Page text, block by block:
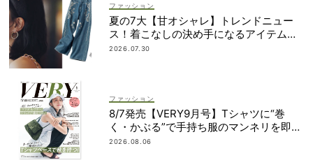
ファッション
夏の7大【甘オシャレ】トレンドニュー
ス！着こなしの決め手になるアイテムが
勢揃い
2026.07.30
ファッション
8/7発売【VERY9月号】Tシャツに“巻
く・かぶる”で手持ち服のマンネリを即解
決！
2026.08.06